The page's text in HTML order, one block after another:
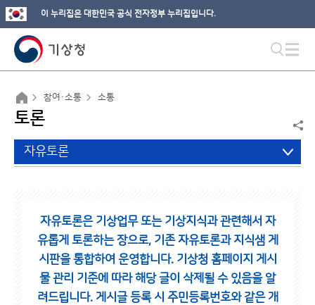
이 누리집은 대한민국 공식 전자정부 누리집입니다.
참여·소통 소통
토론
자유토론
자유토론은 기상업무 또는 기상지식과 관련해서 자
유롭게 토론하는 장으로, 기존 자유토론과 지식샘 게
시판을 통합하여 운영합니다. 기상청 홈페이지 게시
물 관리 기준에 따라 해당 글이 삭제될 수 있음을 알
려드립니다. 게시글 등록 시 주민등록번호와 같은 개